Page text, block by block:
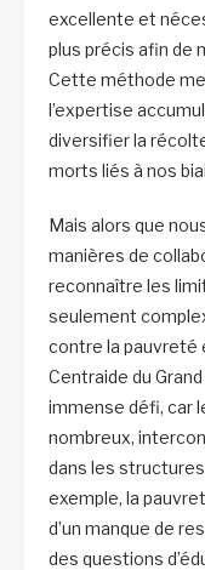
excellente et
plus précis afin de
Cette méthode
l’expertise
diversifier la
morts liés à nos
Mais alors que
manières de
reconnaître les
seulement
contre la pauvreté
Centraide du
immense défi, car
nombreux,
dans les
exemple, la
d’un manque de
des questions